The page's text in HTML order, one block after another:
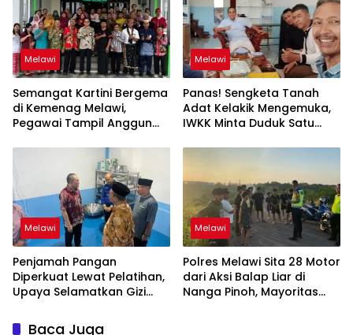
Melawi
Semangat Kartini Bergema
di Kemenag Melawi,
Pegawai Tampil Anggun
Nusantara
Melawi
Panas! Sengketa Tanah
Adat Kelakik Mengemuka,
IWKK Minta Duduk Satu
Butak Makan Sembilan”
Melawi
Penjamah Pangan
Diperkuat Lewat Pelatihan,
Upaya Selamatkan Gizi
Melawi
Polres Melawi Sita 28 Motor
dari Aksi Balap Liar di
Nanga Pinoh, Mayoritas
Baca Juga